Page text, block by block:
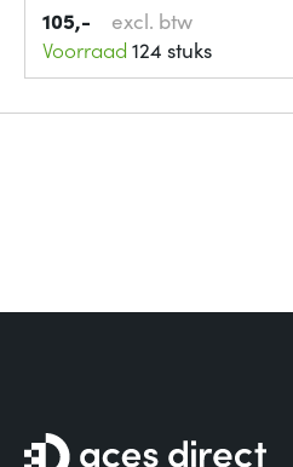
MAC-adrestabel:8000 entries
Rack-montage: Rack-montage ja
105,-
excl. btw
Voorraad 124 stuks